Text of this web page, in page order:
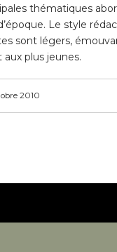
thématiques
Le style
sont légers,
plus jeunes.
2010